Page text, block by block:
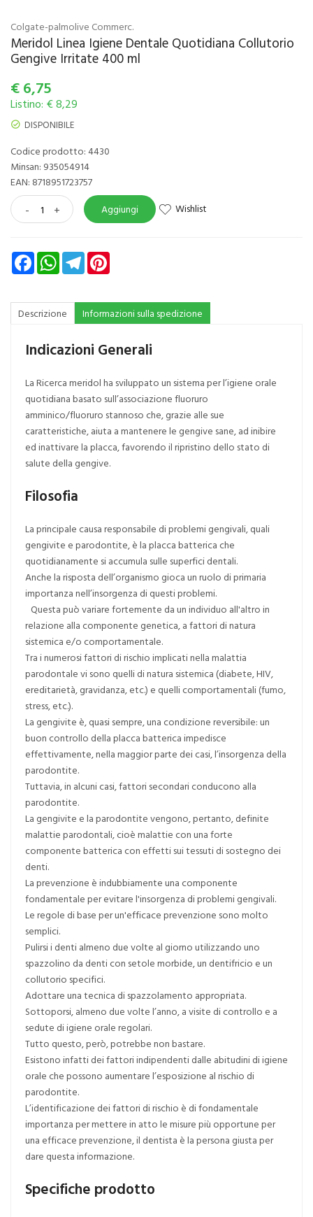
Colgate-palmolive Commerc.
Meridol Linea Igiene Dentale Quotidiana Collutorio
Gengive Irritate 400 ml
€6,75
Listino: € 8,29
DISPONIBILE
Codice prodotto: 4430
Minsan: 935054914
EAN: 8718951723757
- + Aggiungi Wishlist
FacebookWhatsAppTelegram
Descrizione Informazioni sulla spedizione
Indicazioni Generali
La Ricerca meridol ha sviluppato un sistema per l’igiene orale
quotidiana basato sull’associazione fluoruro
amminico/fluoruro stannoso che, grazie alle sue
caratteristiche, aiuta a mantenere le gengive sane, ad inibire
ed inattivare la placca, favorendo il ripristino dello stato di
salute della gengive.
Filosofia
La principale causa responsabile di problemi gengivali, quali
gengivite e parodontite, è la placca batterica che
quotidianamente si accumula sulle superfici dentali.
Anche la risposta dell’organismo gioca un ruolo di primaria
importanza nell’insorgenza di questi problemi.
Questa può variare fortemente da un individuo all'altro in
relazione alla componente genetica, a fattori di natura
sistemica e/o comportamentale.
Tra i numerosi fattori di rischio implicati nella malattia
parodontale vi sono quelli di natura sistemica (diabete, HIV,
ereditarietà, gravidanza, etc.) e quelli comportamentali (fumo,
stress, etc.).
La gengivite è, quasi sempre, una condizione reversibile: un
buon controllo della placca batterica impedisce
effettivamente, nella maggior parte dei casi, l’insorgenza della
parodontite.
Tuttavia, in alcuni casi, fattori secondari conducono alla
parodontite.
La gengivite e la parodontite vengono, pertanto, definite
malattie parodontali, cioè malattie con una forte
componente batterica con effetti sui tessuti di sostegno dei
denti.
La prevenzione è indubbiamente una componente
fondamentale per evitare l'insorgenza di problemi gengivali.
Le regole di base per un'efficace prevenzione sono molto
semplici.
Pulirsi i denti almeno due volte al giorno utilizzando uno
spazzolino da denti con setole morbide, un dentifricio e un
collutorio specifici.
Adottare una tecnica di spazzolamento appropriata.
Sottoporsi, almeno due volte l’anno, a visite di controllo e a
sedute di igiene orale regolari.
Tutto questo, però, potrebbe non bastare.
Esistono infatti dei fattori indipendenti dalle abitudini di igiene
orale che possono aumentare l’esposizione al rischio di
parodontite.
L’identificazione dei fattori di rischio è di fondamentale
importanza per mettere in atto le misure più opportune per
una efficace prevenzione, il dentista è la persona giusta per
dare questa informazione.
Specifiche prodotto